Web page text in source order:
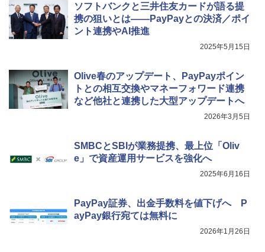
ソフトバンクと三井住友カードが語る提
携の狙いとは――PayPayとの決済／ポイ
ント連携やAI推進
2025年5月15日
Olive春のアップデート、PayPayポイン
トとの相互交換やマネーフォワード連携
など他社と連携した大型アップデートへ
2026年3月5日
SMBCとSBIが業務提携、最上位「Oliv
e」で資産運用サービスを強化へ
2025年6月16日
PayPay証券、出金手数料を値下げへ P
ayPay銀行宛ては無料に
2026年1月26日